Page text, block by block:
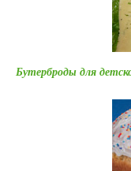
Бутерброды для